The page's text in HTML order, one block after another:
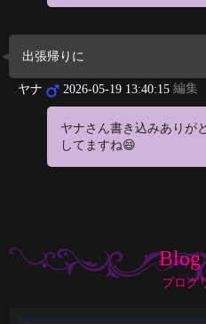
出張帰りに
ヤナ 2026-05-19 13:40:15 編集
ヤナさん書き込みありが
してますね😄
Blog
ブログ